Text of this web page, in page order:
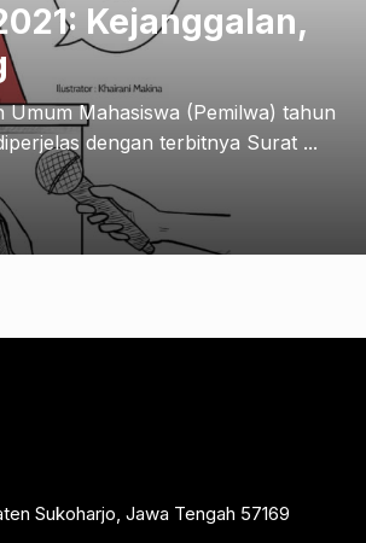
Kejanggalan,
Mahasiswa (Pemilwa) tahun
dengan terbitnya Surat ...
Sukoharjo, Jawa Tengah 57169